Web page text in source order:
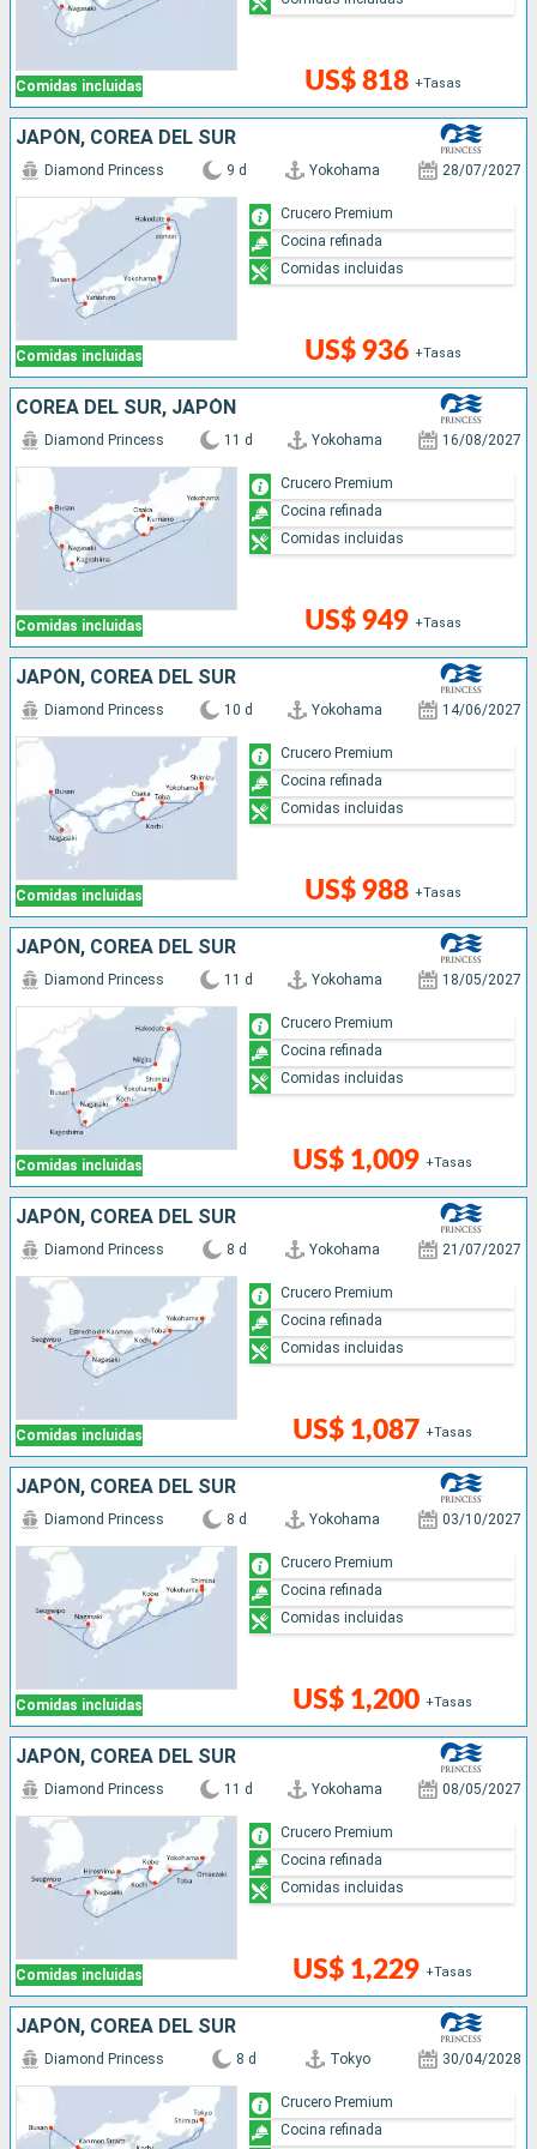
de cada detalle de su reserva!
Confíe en el gran entretenimiento a bordo que le ofrecen
los cruceros
Comidas incluidas US$ 818 +Tasas
JAPÓN, COREA DEL SUR
Comidas incluidas
Diamond Princess 9 d Yokohama 28/07/2027
US$ 936 +Tasas
Crucero Premium
Cocina refinada
Comidas incluidas
COREA DEL SUR, JAPÓN
Comidas incluidas
Diamond Princess 11 d Yokohama 16/08/2027
US$ 949 +Tasas
Crucero Premium
Cocina refinada
Comidas incluidas
JAPÓN, COREA DEL SUR
Comidas incluidas
Diamond Princess 10 d Yokohama 14/06/2027
US$ 988 +Tasas
Crucero Premium
Cocina refinada
Comidas incluidas
JAPÓN, COREA DEL SUR
Comidas incluidas
Diamond Princess 11 d Yokohama 18/05/2027
US$ 1,009 +Tasas
Crucero Premium
Cocina refinada
Comidas incluidas
JAPÓN, COREA DEL SUR
Comidas incluidas
Diamond Princess 8 d Yokohama 21/07/2027
US$ 1,087 +Tasas
Crucero Premium
Cocina refinada
Comidas incluidas
JAPÓN, COREA DEL SUR
Comidas incluidas
Diamond Princess 8 d Yokohama 03/10/2027
US$ 1,200 +Tasas
Crucero Premium
Cocina refinada
Comidas incluidas
JAPÓN, COREA DEL SUR
Comidas incluidas
Diamond Princess 11 d Yokohama 08/05/2027
US$ 1,229 +Tasas
Crucero Premium
Cocina refinada
Comidas incluidas
JAPÓN, COREA DEL SUR
Diamond Princess 8 d Tokyo 30/04/2028
Crucero Premium
Cocina refinada